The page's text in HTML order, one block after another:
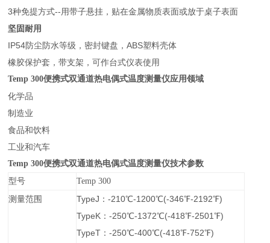
3种免提方式--用带子悬挂，贴在金属物质表面或放于桌子表面
坚固耐用
IP54防尘防水等级，密封键盘，ABS塑料壳体
橡胶保护套，带支架，可作台式仪表使用
Temp 300便携式双通道热电偶式温度测量仪应用领域
化学品
制造业
食品和饮料
工业和汽车
Temp 300便携式双通道热电偶式温度测量仪技术参数
型号
Temp 300
测量范围 TypeJ ：-210℃-1200℃(-346℉-2192℉)
TypeK ：-250℃-1372℃(-418℉-2501℉)
TypeT ：-250℃-400℃(-418℉-752℉)